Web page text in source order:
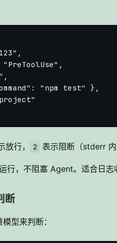
,
"PreToolUse" ,
,
: "npm test" } ,
放行， 2 表示阻断（stderr
行，不阻塞 Agent。适合日
断
型来判断：